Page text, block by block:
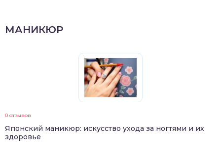
МАНИКЮР
0 отзывов
Японский маникюр: искусство ухода за ногтями и их
здоровье